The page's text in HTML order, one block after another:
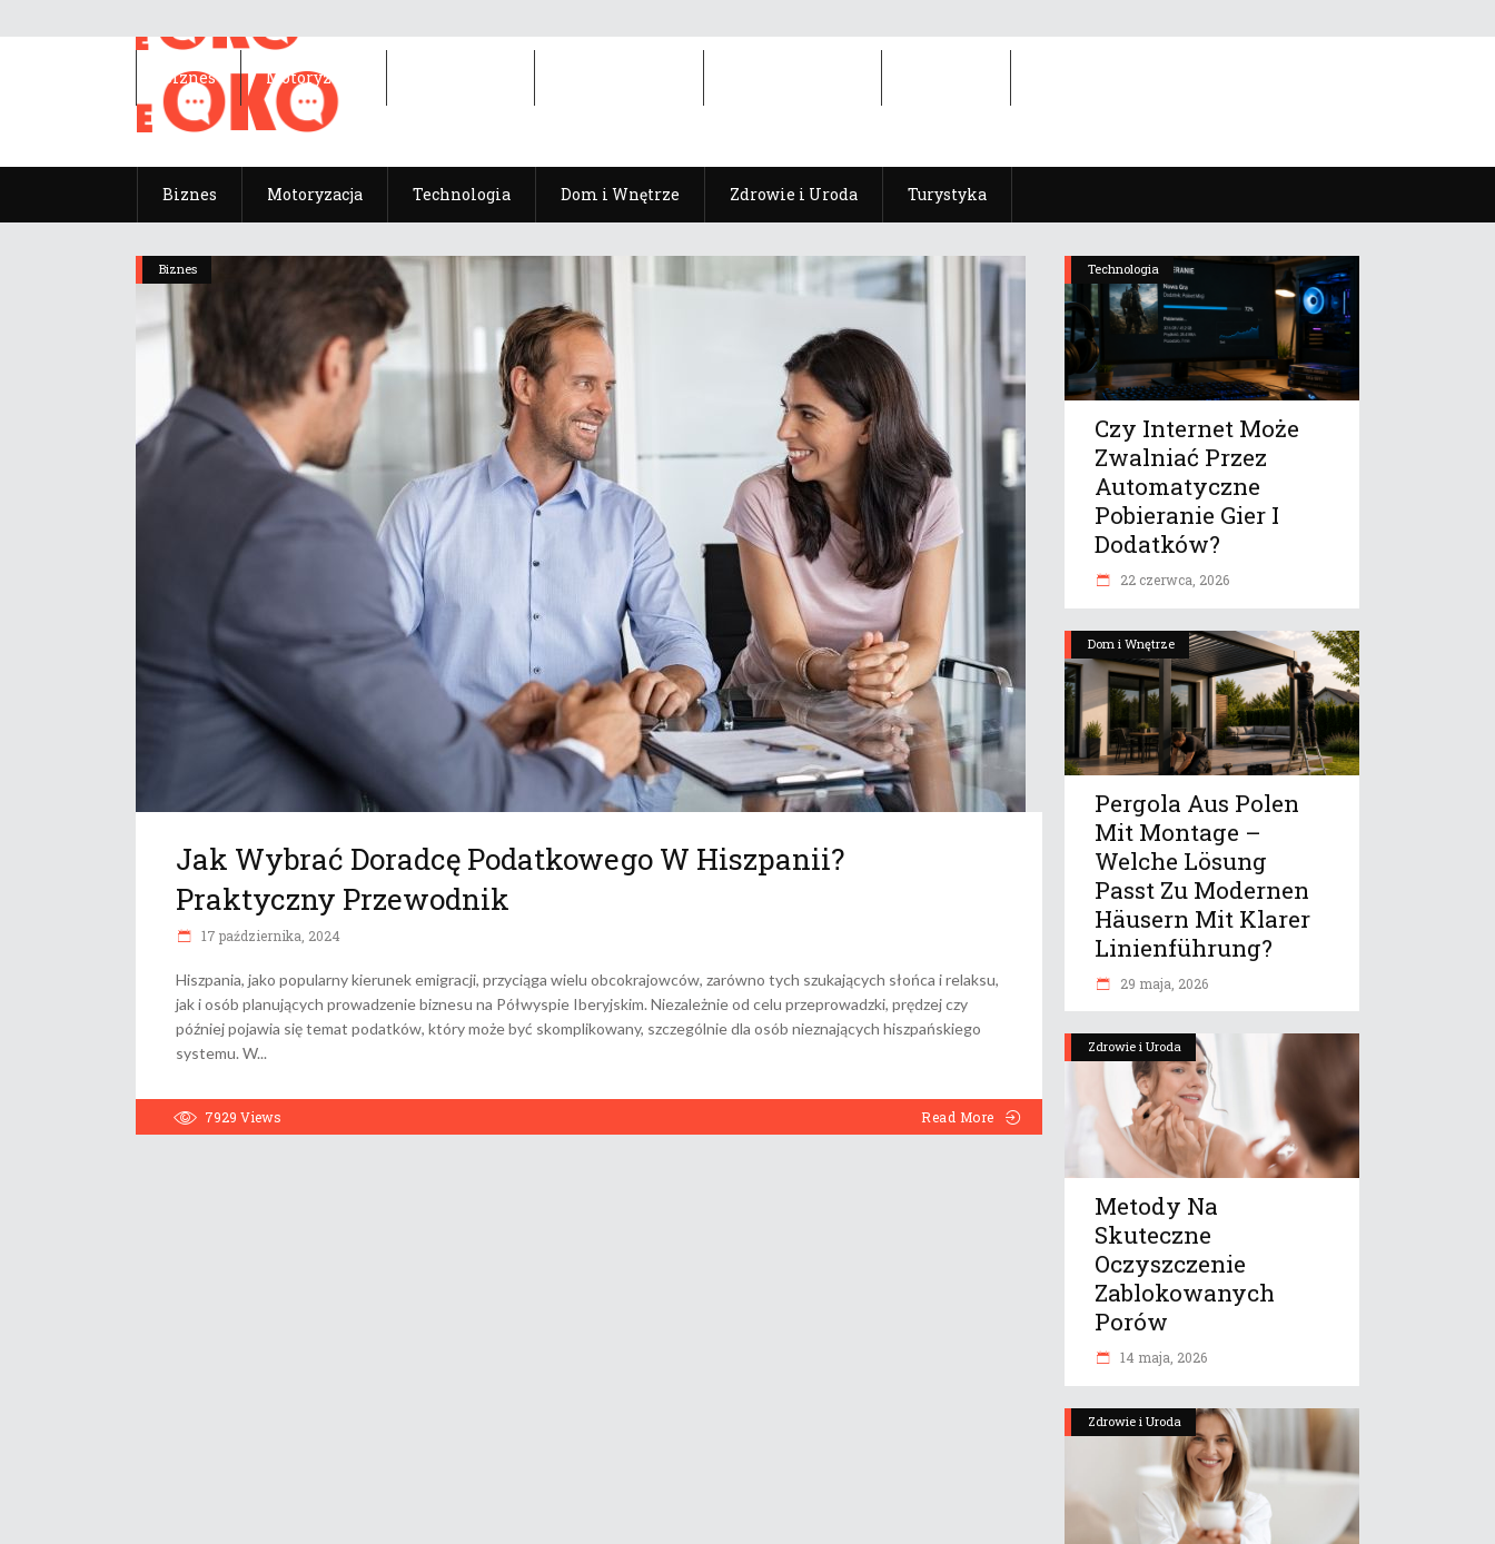
Biznes Motoryzacja Technologia Dom i Wnętrze Zdrowie i Uroda Turystyka
Biznes Motoryzacja
Biznes
Jak Wybrać Doradcę Podatkowego W Hiszpanii?
Praktyczny Przewodnik
17 października, 2024
Hiszpania, jako popularny kierunek emigracji, przyciąga wielu obcokrajowców, zarówno tych szukających słońca i relaksu,
jak i osób planujących prowadzenie biznesu na Półwyspie Iberyjskim. Niezależnie od celu przeprowadzki, prędzej czy
później pojawia się temat podatków, który może być skomplikowany, szczególnie dla osób nieznających hiszpańskiego
systemu. W
7929 Views Read More
Technologia
Czy Internet Może
Zwalniać Przez
Automatyczne
Pobieranie Gier I
Dodatków?
22 czerwca, 2026
Dom i Wnętrze
Pergola Aus Polen
Mit Montage –
Welche Lösung
Passt Zu Modernen
Häusern Mit Klarer
Linienführung?
29 maja, 2026
Zdrowie i Uroda
Metody Na
Skuteczne
Oczyszczenie
Zablokowanych
Porów
14 maja, 2026
Zdrowie i Uroda